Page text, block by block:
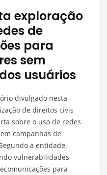
exploração
de
para
sem
usuários
divulgado nesta
de direitos civis
sobre o uso de redes
campanhas de
a entidade,
vulnerabilidades
para